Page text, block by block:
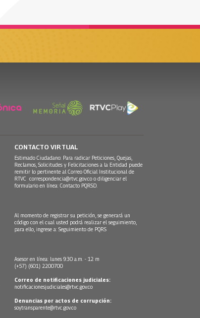
CONTACTO VIRTUAL
Estimado Ciudadano: Para radicar Peticiones, Quejas,
Reclamos, Solicitudes y Felicitaciones a la Entidad puede
remitir lo pertinente al Correo Oficial Institucional de
RTVC correspondencia@rtvc.gov.co o diligenciar el
formulario en línea: Contacto PQRSD.
Al momento de registrar su petición, se generará un
código con el cual usted podrá realizar el seguimiento,
para ello, ingrese a: Seguimiento de PQRS
Asesor en línea: lunes 9:30 a.m. - 12 m
(+57) (601) 2200700
Correo de notificaciones judiciales:
notificacionesjudiciales@rtvc.gov.co
Denuncias por actos de corrupción:
soytransparente@rtvc.gov.co